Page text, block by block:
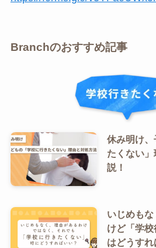
Branchのおすすめ記事
休み明け、
たくない
説！
いじめも
けど「学
はどうすれ